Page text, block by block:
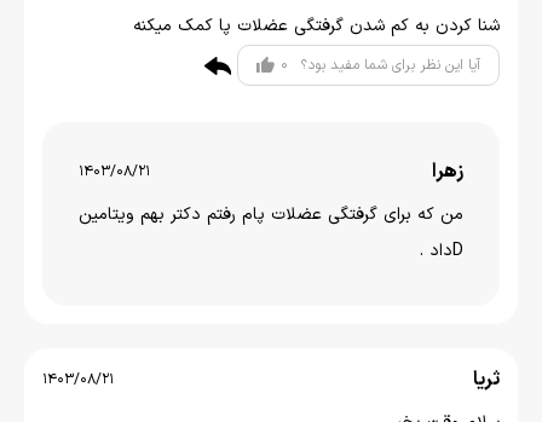
شنا کردن به کم شدن گرفتگی عضلات پا کمک میکنه
آیا این نظر برای شما مفید بود؟ 0
زهرا 1403/08/21
من که برای گرفتگی عضلات پام رفتم دکتر بهم ویتامین
Dداد .
ثریا 1403/08/21